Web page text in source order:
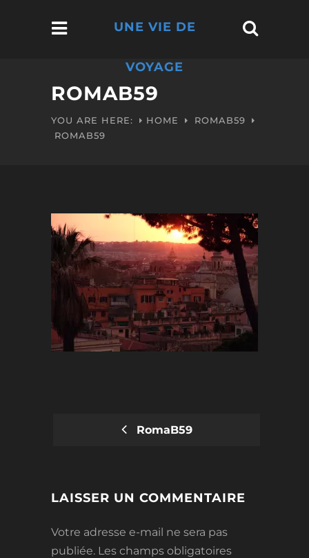
UNE VIE DE
VOYAGE
ROMAB59
YOU ARE HERE: HOME
ROMAB59
ROMAB59
RomaB59
LAISSER UN COMMENTAIRE
Votre adresse e-mail ne sera pas
publiée. Les champs obligatoires